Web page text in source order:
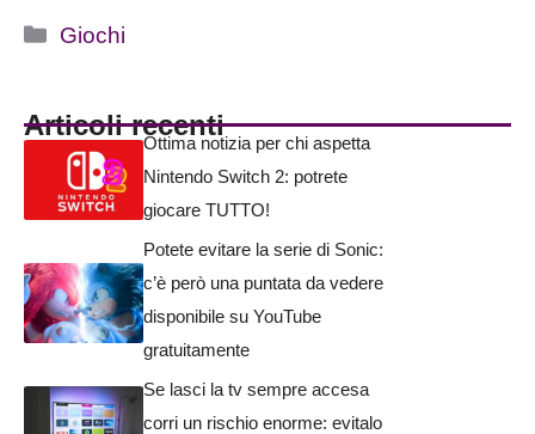
Categorie
Giochi
Articoli recenti
Ottima notizia per chi aspetta
Nintendo Switch 2: potrete
giocare TUTTO!
Potete evitare la serie di Sonic:
c’è però una puntata da vedere
disponibile su YouTube
gratuitamente
Se lasci la tv sempre accesa
corri un rischio enorme: evitalo